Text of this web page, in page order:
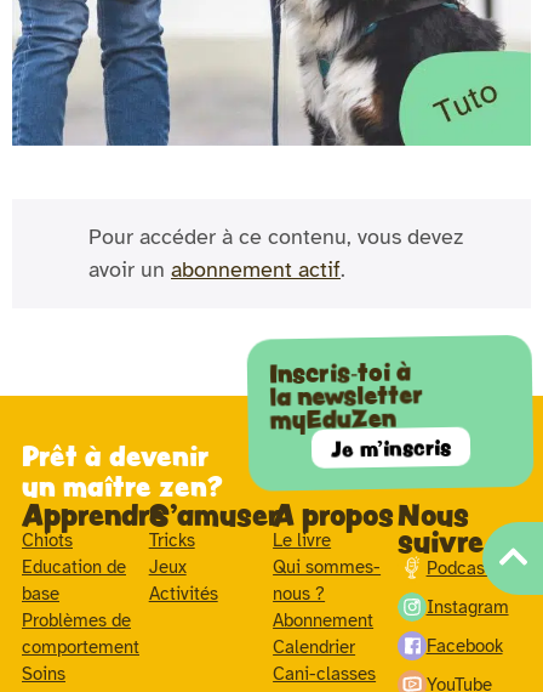
Pour accéder à ce contenu, vous devez
avoir un abonnement actif.
Prêt à devenir
un maître zen?
Inscris-toi à
la newsletter
myEduZen
Je m'inscris
Apprendre
Chiots
Education de
base
Problèmes de
comportement
Soins
S'amuser
Tricks
Jeux
Activités
A propos
Le livre
Qui sommes-
nous ?
Abonnement
Calendrier
Cani-classes
Nous
suivre
Podcast
Instagram
Facebook
YouTube